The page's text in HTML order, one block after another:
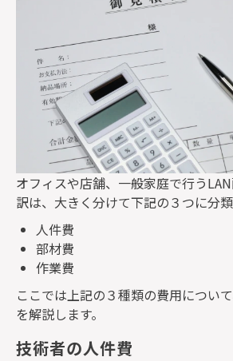
オフィスや店舗、一般家庭で行うLAN
訳は、大きく分けて下記の３つに分類
人件費
部材費
作業費
ここでは上記の３種類の費用につい
を解説します。
技術者の人件費